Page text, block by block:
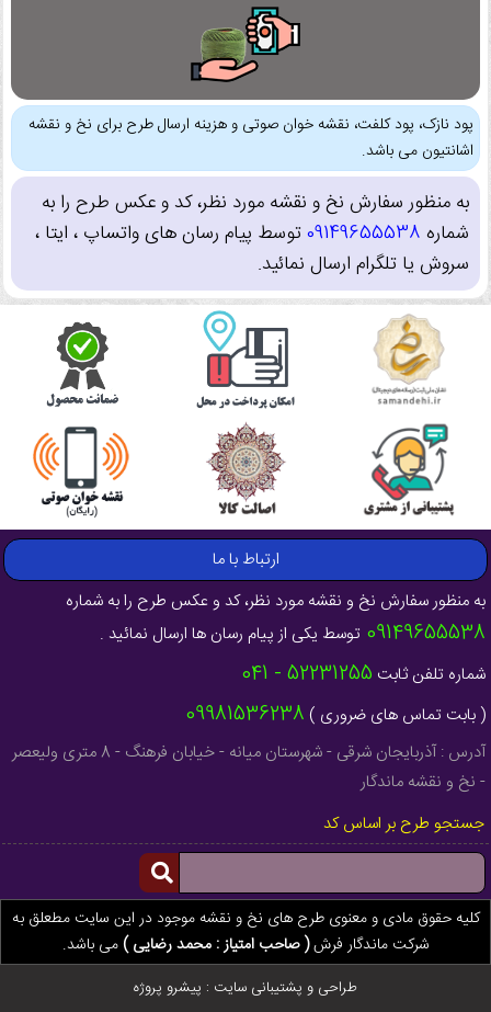
پود نازک، پود کلفت، نقشه خوان صوتی و هزینه ارسال طرح برای نخ و نقشه
اشانتیون می باشد.
به منظور سفارش نخ و نقشه مورد نظر، کد و عکس طرح را به
شماره 09149655538توسط پیام رسان های واتساپ ، ایتا ،
سروش یا تلگرام ارسال نمائید.
ارتباط با ما
به منظور سفارش نخ و نقشه مورد نظر، کد و عکس طرح را به شماره
09149655538 توسط یکی از پیام رسان ها ارسال نمائید .
شماره تلفن ثابت 52231255 - 041
( بابت تماس های ضروری ) 09981536238
آدرس : آذربایجان شرقی - شهرستان میانه - خیابان فرهنگ - 8 متری ولیعصر
- نخ و نقشه ماندگار
جستجو طرح بر اساس کد
کلیه حقوق مادی و معنوی طرح های نخ و نقشه موجود در این سایت مطعلق به
شرکت ماندگار فرش( صاحب امتیاز : محمد رضایی )می باشد.
طراحی و پشتیبانی سایت : پیشرو پروژه